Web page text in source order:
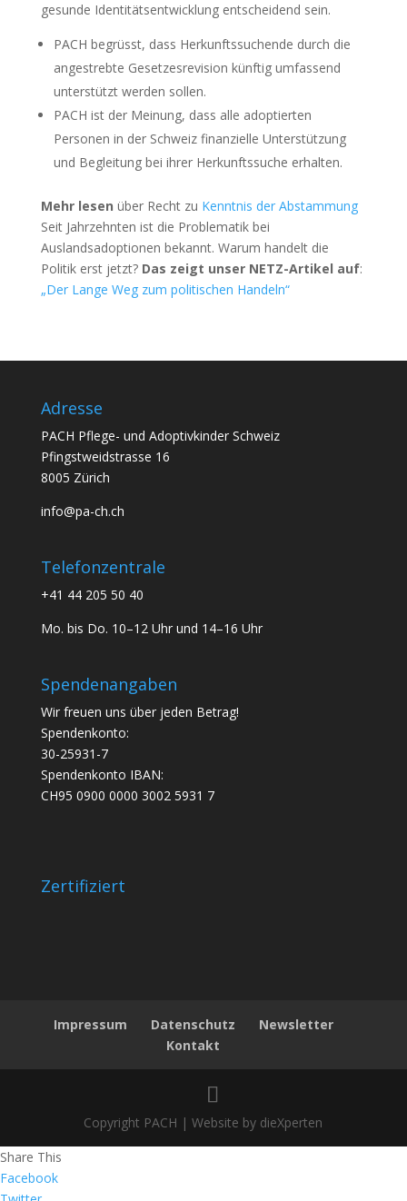
gesunde Identitätsentwicklung entscheidend sein.
PACH begrüsst, dass Herkunftssuchende durch die
angestrebte Gesetzesrevision künftig umfassend
unterstützt werden sollen.
PACH ist der Meinung, dass alle adoptierten
Personen in der Schweiz finanzielle Unterstützung
und Begleitung bei ihrer Herkunftssuche erhalten.
Mehr lesen über Recht zu Kenntnis der Abstammung
Seit Jahrzehnten ist die Problematik bei
Auslandsadoptionen bekannt. Warum handelt die
Politik erst jetzt? Das zeigt unser NETZ-Artikel auf:
„Der Lange Weg zum politischen Handeln“
Adresse
PACH Pflege- und Adoptivkinder Schweiz
Pfingstweidstrasse 16
8005 Zürich
info@pa-ch.ch
Telefonzentrale
+41 44 205 50 40
Mo. bis Do. 10–12 Uhr und 14–16 Uhr
Spendenangaben
Wir freuen uns über jeden Betrag!
Spendenkonto:
30-25931-7
Spendenkonto IBAN:
CH95 0900 0000 3002 5931 7
Zertifiziert
Impressum Datenschutz
Newsletter
Kontakt
Copyright PACH | Website by dieXperten
Share This
Facebook